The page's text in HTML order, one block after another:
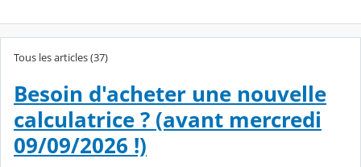
Tous les articles (37)
Besoin d'acheter une nouvelle
calculatrice ? (avant mercredi
09/09/2026 !)